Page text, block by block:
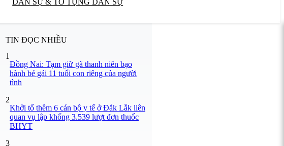
TIN ĐỌC NHIỀU
1
Đồng Nai: Tạm giữ gã thanh niên bạo
hành bé gái 11 tuổi con riêng của người
tình
2
Khởi tố thêm 6 cán bộ y tế ở Đắk Lắk liên
quan vụ lập khống 3.539 lượt đơn thuốc
BHYT
3